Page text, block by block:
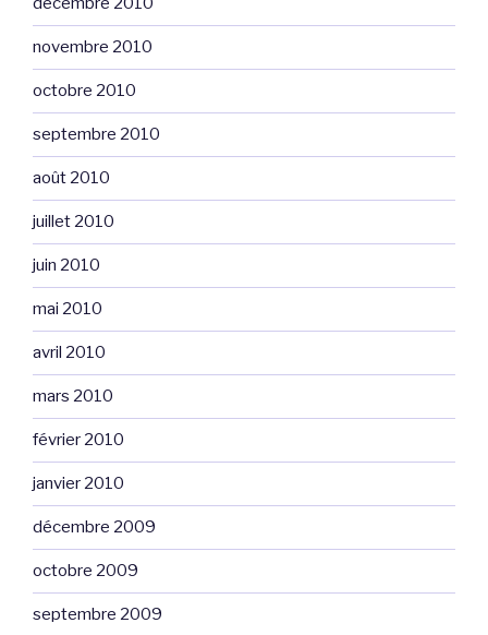
novembre 2010
octobre 2010
septembre 2010
août 2010
juillet 2010
juin 2010
mai 2010
avril 2010
mars 2010
février 2010
janvier 2010
décembre 2009
octobre 2009
septembre 2009